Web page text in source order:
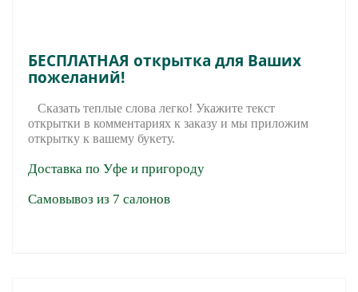
БЕСПЛАТНАЯ открытка для Ваших
пожеланий!
Сказать теплые слова легко! Укажите текст
открытки в комментариях к заказу и мы приложим
открытку к вашему букету.
Доставка по Уфе и пригороду
Самовывоз из 7 салонов